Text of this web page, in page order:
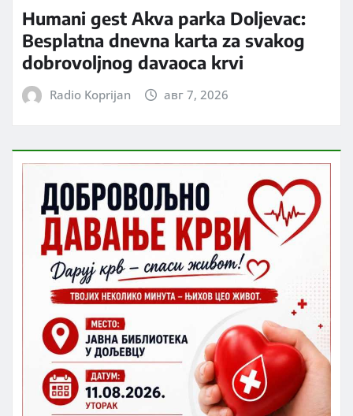
Humani gest Akva parka Doljevac:
Besplatna dnevna karta za svakog
dobrovoljnog davaoca krvi
Radio Koprijan авг 7, 2026